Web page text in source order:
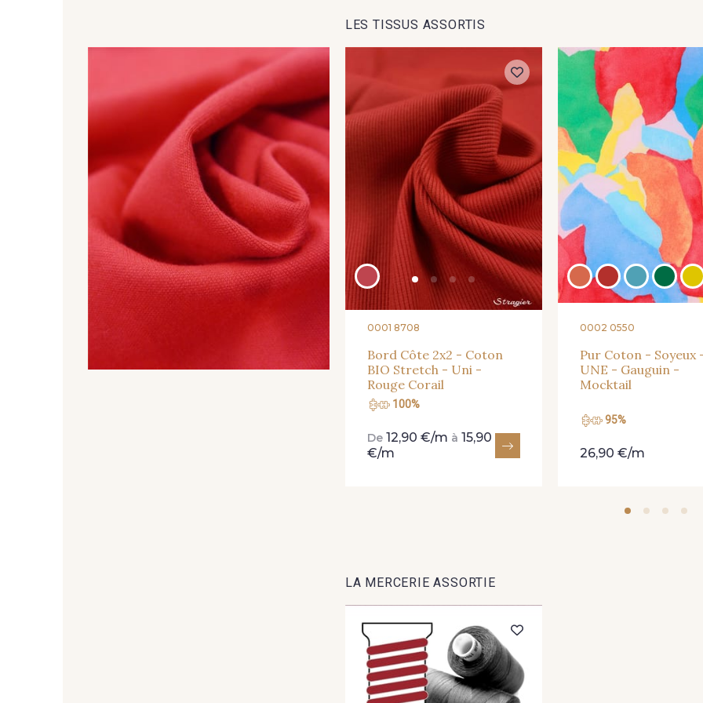
389 - Vert Bouteille
398 - Yucca
413 - Bleu Malibu
404
160 - Bleu cendré
390 - Cobalt
393 - Bleu Lavande
5903 - Marine
010 -
392 - Lilas bleuté
820 - Prune
2431 - Berry
391 - Crocus
387 -
335 - Pomme Sauvage 399 - Rose Violet 406 - Vrai Rouge 409 -
394 - Vert Golf 32 - Aubergine
LES TISSUS ASSORTIS
0001 8708
Bord Côte 2x2 - Coton
BIO Stretch - Uni -
Rouge Corail
100%
De 12,90 €/m à 15,90
€/m
0002 0550
Pur Coton - Soyeux
UNE - Gauguin -
Mocktail
95%
26,90 €/m
LA MERCERIE ASSORTIE